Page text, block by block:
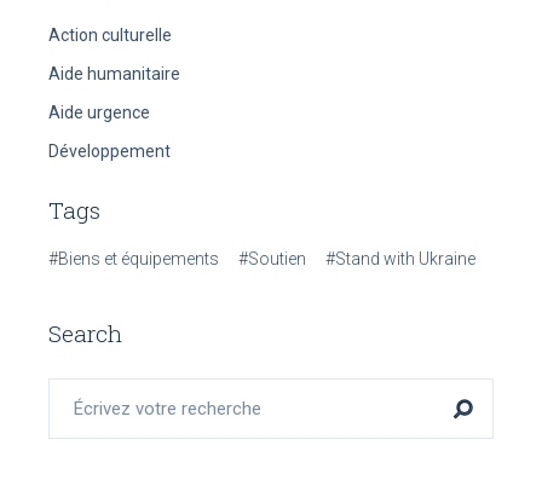
Action culturelle
Aide humanitaire
Aide urgence
Développement
Tags
#Biens et équipements #Soutien #Stand with Ukraine
Search